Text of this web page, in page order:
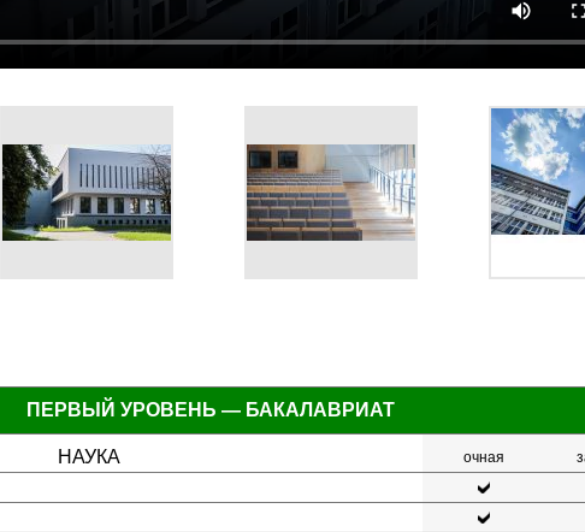
ПЕРВЫЙ УРОВЕНЬ — БАКАЛАВРИАТ
НАУКА очная